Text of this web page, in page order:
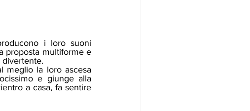
i loro suoni
proposta multiforme e
e giunge alla
a casa, fa sentire